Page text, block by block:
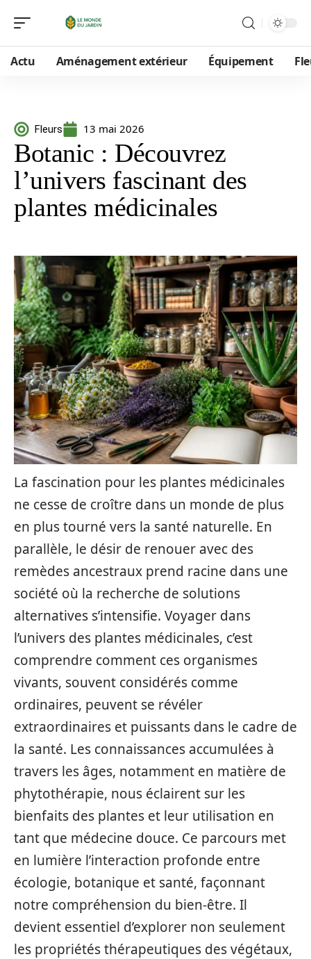
Actu Aménagement extérieur Équipement
Fleurs 13 mai 2026
Botanic : Découvrez
l’univers fascinant des
plantes médicinales
La fascination pour les plantes médicinales
ne cesse de croître dans un monde de plus
en plus tourné vers la santé naturelle. En
parallèle, le désir de renouer avec des
remèdes ancestraux prend racine dans une
société où la recherche de solutions
alternatives s’intensifie. Voyager dans
l’univers des plantes médicinales, c’est
comprendre comment ces organismes
vivants, souvent considérés comme
ordinaires, peuvent se révéler
extraordinaires et puissants dans le cadre de
la santé. Les connaissances accumulées à
travers les âges, notamment en matière de
phytothérapie, nous éclairent sur les
bienfaits des plantes et leur utilisation en
tant que médecine douce. Ce parcours met
en lumière l’interaction profonde entre
écologie, botanique et santé, façonnant
notre compréhension du bien-être. Il
devient essentiel d’explorer non seulement
les propriétés thérapeutiques des végétaux,